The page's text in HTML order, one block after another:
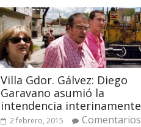
Villa Gdor. Gálvez: Diego
Garavano asumió la
intendencia interinamente
2 febrero, 2015
Comentarios